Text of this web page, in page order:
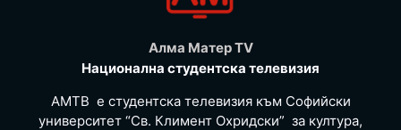
Алма Матер TV
Национална студентска телевизия
АМТВ е студентска телевизия към Софийски
университет “Св. Климент Охридски” за култура,